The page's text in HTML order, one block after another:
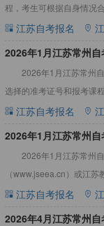
程，考生可根据自身情况
考课程等是否正确。点此
江苏自考报名
​2026年1月江苏常州自
2026年1月江苏常州
选择的准考证号和报考课
2026年1月江苏常州自考
江苏自考报名
2026年1月江苏常州自
2026年1月江苏常州
（www.jseea.cn）或江
看：江苏自考真题答案资
江苏自考报名
​2026年4月江苏常州